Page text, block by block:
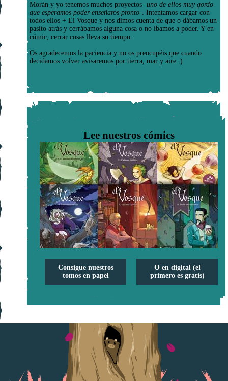
Morán y yo tenemos muchos proyectos -uno de ellos muy gordo
que esperamos poder enseñaros pronto-. Intentamos cargar con
todos ellos + El Vosque y nos dimos cuenta de que o dábamos un
pasito atrás y cerrábamos alguna cosa o no íbamos a poder. Y en
cómic, cerrar cosas lleva su tiempo.
Os agradecemos la paciencia y no os preocupéis que cuando
decidamos volver avisaremos por tierra, mar y aire :)
Lee nuestros cómics
Consigue nuestros
tomos en papel
O en digital (el
primero es gratis)